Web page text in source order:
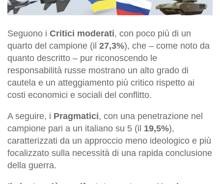
Seguono i Critici moderati, con poco più di un
quarto del campione (il 27,3%), che – come noto da
quanto descritto – pur riconoscendo le
responsabilità russe mostrano un alto grado di
cautela e un atteggiamento più critico rispetto ai
costi economici e sociali del conflitto.
A seguire, i Pragmatici, con una penetrazione nel
campione pari a un italiano su 5 (il 19,5%),
caratterizzati da un approccio meno ideologico e più
focalizzato sulla necessità di una rapida conclusione
della guerra.